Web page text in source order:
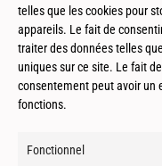
telles que les cookies pour
appareils. Le fait de
traiter des données telles
uniques sur ce site. Le fait
consentement peut avoir un
fonctions.
Fonctionnel
© 2026